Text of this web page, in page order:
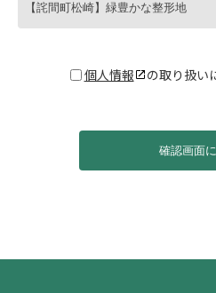
【詫間町松崎】緑豊かな整形地
個人情報 の取り扱い